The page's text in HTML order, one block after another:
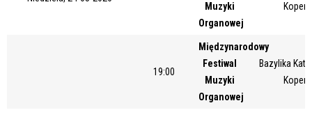
Muzyki
Organowej
19:00
Międzynarodowy
Festiwal
Muzyki
Organowej
Bazylika